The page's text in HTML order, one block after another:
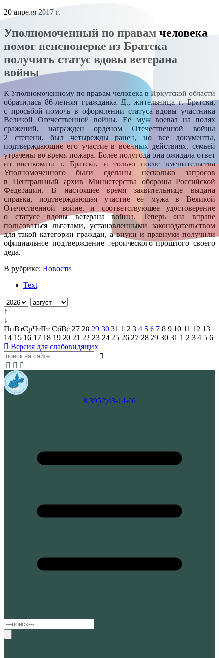
20 апреля 2017 г.
Уполномоченный по правам человека
помог пенсионерке из Братска
получить статус вдовы ветерана
войны
К Уполномоченному по правам человека в Иркутской области
обратилась 86-летняя гражданка Д., жительница г. Братска,
с просьбой помочь в оформлении статуса вдовы участника
Великой Отечественной войны. Её муж воевал на полях
сражений, награжден орденом Отечественной войны
2 степени, был четырежды ранен, но все документы,
подтверждающие его участие в военных действиях, семьей
утрачены во время пожара. Более полугода она ожидала ответ
из военкомата г. Братска, и только после вмешательства
Уполномоченного были сделаны несколько запросов
в Центральный архив Министерства обороны Российской
Федерации. В настоящее время заявительнице выдана
справка, подтверждающая участие её мужа в Великой
Отечественной войне, и соответствующее удостоверение
о статусе вдовы ветерана войны. Теперь она вправе
пользоваться льготами, установленными законодательством
для такой категории граждан, а внуки и правнуки получили
официальное подтверждение героического прошлого своего
деда.
В рубрике: Новости
Text
↑
↓
ПнВтСрЧтПт СбВс 27 28 29 30 31 1 2 3 4 5 6 7 8 9 10 11 12 13
14 15 16 17 18 19 20 21 22 23 24 25 26 27 28 29 30 31 1 2 3 4 5 6
Версия для слабовидящих
8(3952)43-14-06